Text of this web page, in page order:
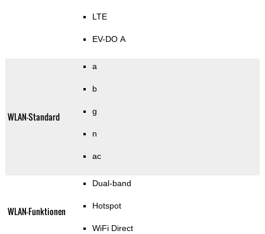
LTE
EV-DO A
WLAN-Standard
a
b
g
n
ac
WLAN-Funktionen
Dual-band
Hotspot
WiFi Direct